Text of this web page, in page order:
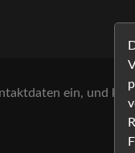
ein, und